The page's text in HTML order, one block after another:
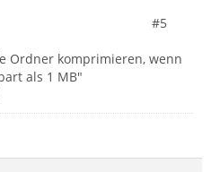
#5
Ordner komprimieren, wenn
als 1 MB"